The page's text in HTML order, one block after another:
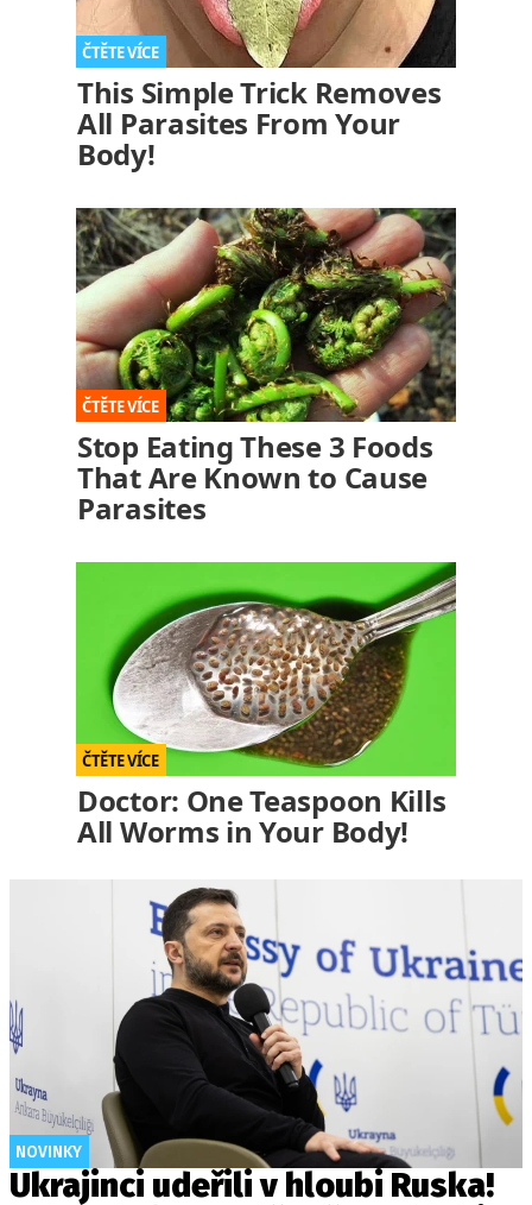
This Simple Trick Removes
All Parasites From Your
Body!
Stop Eating These 3 Foods
That Are Known to Cause
Parasites
Doctor: One Teaspoon Kills
All Worms in Your Body!
NOVINKY
Ukrajinci udeřili v hloubi Ruska!